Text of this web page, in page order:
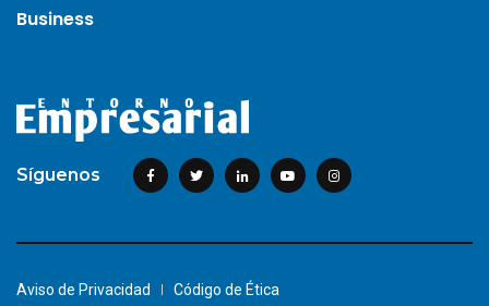
Business
Síguenos
Aviso de Privacidad Código de Ética